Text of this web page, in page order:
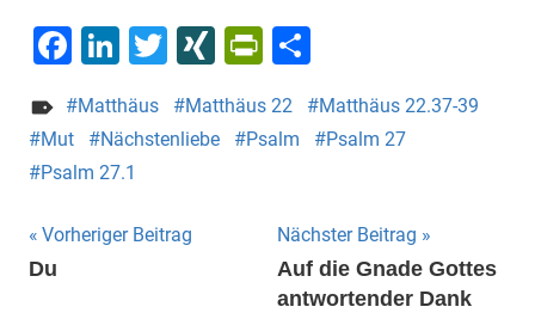
Facebook
LinkedIn
Twitter
XINGPrintFriendly
Matthäus Matthäus 22
Matthäus 22.37-39
Mut
Nächstenliebe Psalm
Psalm 27
Psalm 27.1
Beitragsnavigation
Vorheriger Beitrag
Du
Nächster Beitrag
Auf die Gnade Gottes
antwortender Dank